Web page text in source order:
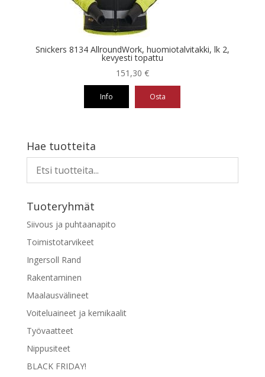
Snickers 8134 AllroundWork, huomiotalvitakki, lk 2,
kevyesti topattu
151,30 €
Info Osta
on
useampi
muunnelma.
Voit
valinnat
tuotteen
Hae tuotteita
Tuoteryhmät
Siivous ja puhtaanapito
Toimistotarvikeet
Ingersoll Rand
Rakentaminen
Maalausvälineet
Voiteluaineet ja kemikaalit
Työvaatteet
Nippusiteet
BLACK FRIDAY!